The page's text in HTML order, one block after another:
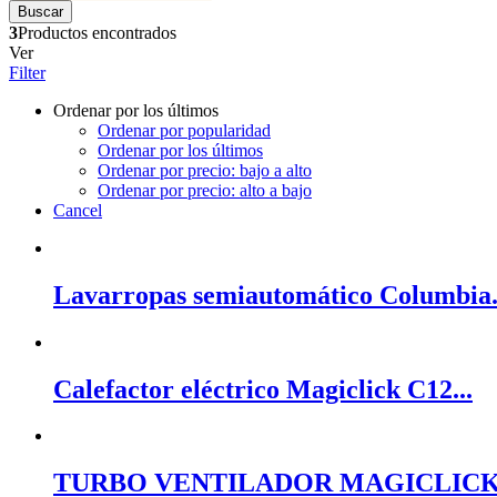
Buscar
3Productos encontrados
Ver
Filter
Ordenar por los últimos
Ordenar por popularidad
Ordenar por los últimos
Ordenar por precio: bajo a alto
Ordenar por precio: alto a bajo
Cancel
Lavarropas semiautomático
Calefactor eléctrico Magiclick C12...
TURBO VENTILADOR MAGICLICK